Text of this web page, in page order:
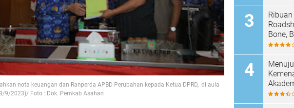
nota keuangan dan Ranperda APBD Perubahan kepada Ketua DPRD, di aula
9/2023)/ Foto : Dok. Pemkab Asahan
Bone,
Santai